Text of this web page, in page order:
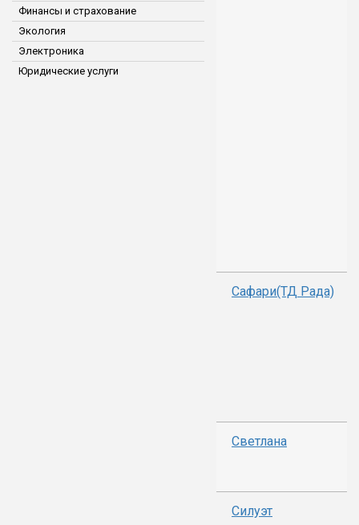
Финансы и страхование
Экология
Электроника
Юридические услуги
Сафари(ТД Рада)
Светлана
Силуэт